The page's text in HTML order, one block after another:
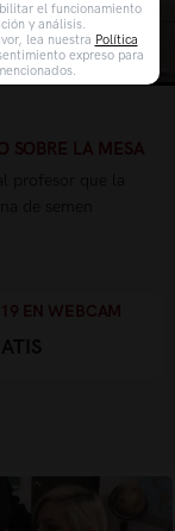
SOBRE LA MESA
EN WEBCAM
el funcionamiento
y análisis.
lea nuestra Política
expreso para